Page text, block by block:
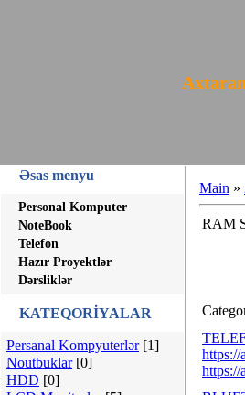
Əsas menyu
Personal Komputer
NoteBook
Telefon
Hazır Proyektlər
Dərsliklər
KATEQORİYALAR
Persanal Kompyuterlər [1]
Noutbuklar [0]
HDD [0]
Main »
RAM
https://
https://